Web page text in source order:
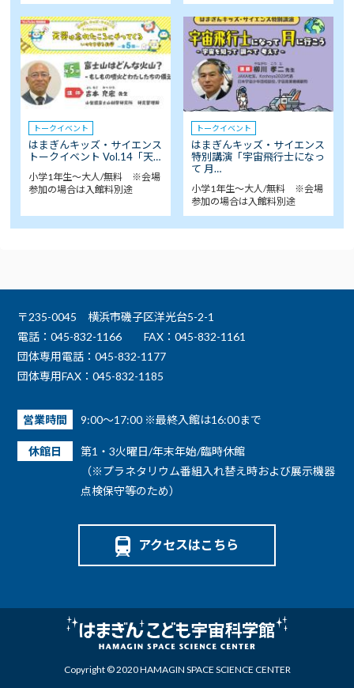
トークイベント
はまぎんキッズ・サイエンス
トークイベント Vol.14「天…
小学1年生～大人/無料 ※会場
参加の場合は入館料別途
トークイベント
はまぎんキッズ・サイエンス
特別講演「宇宙飛行士になっ
て 月…
小学1年生～大人/無料 ※会場
参加の場合は入館料別途
〒235-0045 横浜市磯子区洋光台5-2-1
電話：045-832-1166
FAX：045-832-1161
団体専用電話：045-832-1177
団体専用FAX：045-832-1185
営業時間 9:00～17:00 ※最終入館は16:00まで
休館日
第1・3火曜日/年末年始/臨時休館
（※プラネタリウム番組入れ替え時および展示機器
点検保守等のため）
アクセスはこちら
Copyright © 2020 HAMAGIN SPACE SCIENCE CENTER